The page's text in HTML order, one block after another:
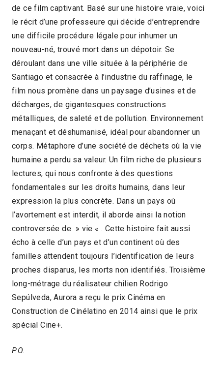
de ce film captivant. Basé sur une histoire vraie, voici
le récit d’une professeure qui décide d’entreprendre
une difficile procédure légale pour inhumer un
nouveau-né, trouvé mort dans un dépotoir. Se
déroulant dans une ville située à la périphérie de
Santiago et consacrée à l’industrie du raffinage, le
film nous promène dans un paysage d’usines et de
décharges, de gigantesques constructions
métalliques, de saleté et de pollution. Environnement
menaçant et déshumanisé, idéal pour abandonner un
corps. Métaphore d’une société de déchets où la vie
humaine a perdu sa valeur. Un film riche de plusieurs
lectures, qui nous confronte à des questions
fondamentales sur les droits humains, dans leur
expression la plus concrète. Dans un pays où
l’avortement est interdit, il aborde ainsi la notion
controversée de » vie « . Cette histoire fait aussi
écho à celle d’un pays et d’un continent où des
familles attendent toujours l’identification de leurs
proches disparus, les morts non identifiés. Troisième
long-métrage du réalisateur chilien Rodrigo
Sepúlveda, Aurora a reçu le prix Cinéma en
Construction de Cinélatino en 2014 ainsi que le prix
spécial Cine+.
P.O.